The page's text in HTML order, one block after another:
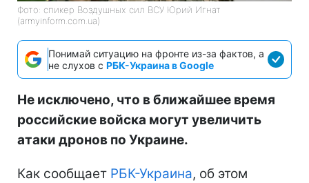
Фото: спикер Воздушных сил ВСУ Юрий Игнат
(armyinform.com.ua)
Понимай ситуацию на фронте из-за фактов, а
не слухов с РБК-Украина в Google
Не исключено, что в ближайшее время
российские войска могут увеличить
атаки дронов по Украине.
Как сообщает РБК-Украина, об этом